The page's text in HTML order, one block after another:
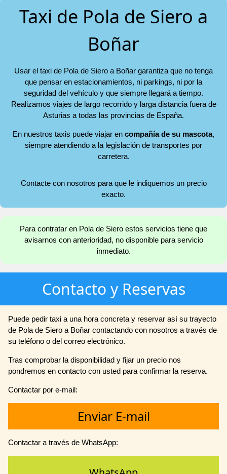
Taxi de Pola de Siero a
Boñar
Usar el taxi de Pola de Siero a Boñar garantiza que no tenga
que pensar en estacionamientos, ni parkings, ni por la
seguridad del vehículo y que siempre llegará a tiempo.
Realizamos viajes de largo recorrido y larga distancia fuera de
Asturias a todas las provincias de España.
En nuestros taxis puede viajar en compañía de su mascota,
siempre atendiendo a la legislación de transportes por
carretera.
Contacte con nosotros para que le indiquemos un precio
exacto.
Para contratar en Pola de Siero estos servicios tiene que
avisarnos con anterioridad, no disponible para servicio
inmediato.
Contacto y Reservas
Puede pedir taxi a una hora concreta y reservar así su trayecto
de Pola de Siero a Boñar contactando con nosotros a través de
su teléfono o del correo electrónico.
Tras comprobar la disponibilidad y fijar un precio nos
pondremos en contacto con usted para confirmar la reserva.
Contactar por e-mail:
Enviar E-mail
Contactar a través de WhatsApp: